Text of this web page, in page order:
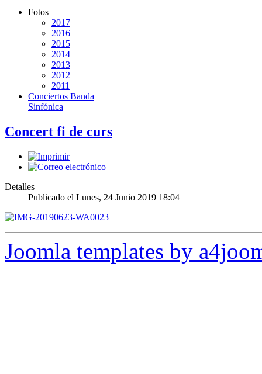
Fotos
2017
2016
2015
2014
2013
2012
2011
Conciertos Banda
Sinfónica
Concert fi de curs
Detalles
Publicado el Lunes, 24 Junio 2019 18:04
Joomla templates by